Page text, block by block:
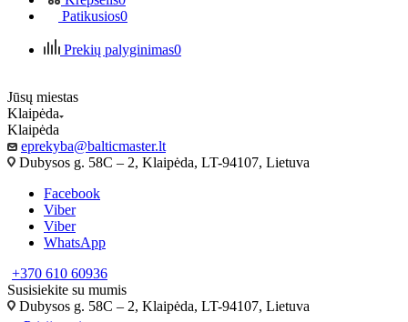
Patikusios0
Prekių palyginimas0
Jūsų miestas
Klaipėda
Klaipėda
eprekyba@balticmaster.lt
Dubysos g. 58C – 2, Klaipėda, LT-94107, Lietuva
Facebook
Viber
Viber
WhatsApp
+370 610 60936
Susisiekite su mumis
Dubysos g. 58C – 2, Klaipėda, LT-94107, Lietuva